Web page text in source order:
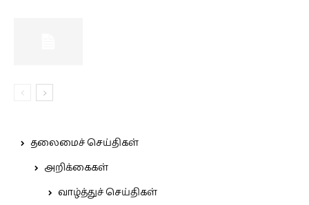
தலைமைச் செய்திகள்
அறிக்கைகள்
வாழ்த்துச் செய்திகள்